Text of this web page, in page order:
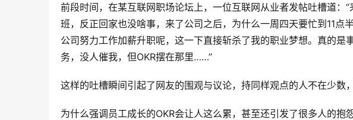
前段时间，在某互联网职场论坛上，一位互联网从业者发帖吐槽道：
班，反正回家也没啥事，来了公司之后，为什么一周四天要忙到11点
公司努力工作加薪升职呢，这一下直接斩杀了我的职业梦想。真的是
务，没人催我，但OKR摆在那里……”
这样的吐槽瞬间引起了网友的围观与议论，持同样观点的人不在少数
为什么强调员工成长的OKR会让人这么累，甚至还引发了很多人的抱